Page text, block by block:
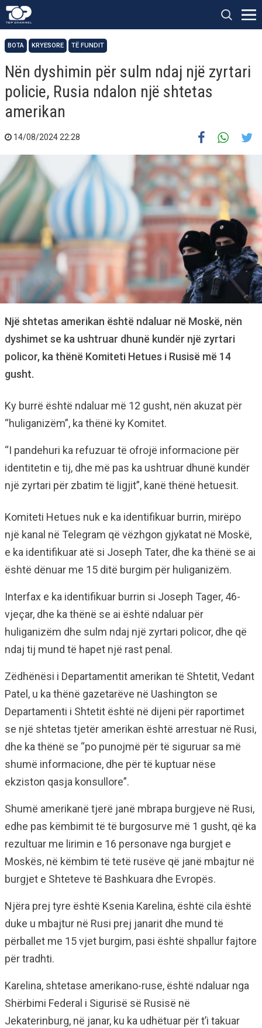
BOTA KRYESORE TË FUNDIT
Nën dyshimin për sulm ndaj një zyrtari
policie, Rusia ndalon një shtetas
amerikan
14/08/2024 22:28
Një shtetas amerikan është ndaluar në Moskë, nën
dyshimet se ka ushtruar dhunë kundër një zyrtari
policor, ka thënë Komiteti Hetues i Rusisë më 14
gusht.
Ky burrë është ndaluar më 12 gusht, nën akuzat për
“huliganizëm”, ka thënë ky Komitet.
“I pandehuri ka refuzuar të ofrojë informacione për
identitetin e tij, dhe më pas ka ushtruar dhunë kundër
një zyrtari për zbatim të ligjit”, kanë thënë hetuesit.
Komiteti Hetues nuk e ka identifikuar burrin, mirëpo
një kanal në Telegram që vëzhgon gjykatat në Moskë,
e ka identifikuar atë si Joseph Tater, dhe ka thënë se ai
është dënuar me 15 ditë burgim për huliganizëm.
Interfax e ka identifikuar burrin si Joseph Tager, 46-
vjeçar, dhe ka thënë se ai është ndaluar për
huliganizëm dhe sulm ndaj një zyrtari policor, dhe që
ndaj tij mund të hapet një rast penal.
Zëdhënësi i Departamentit amerikan të Shtetit, Vedant
Patel, u ka thënë gazetarëve në Uashington se
Departamenti i Shtetit është në dijeni për raportimet
se një shtetas tjetër amerikan është arrestuar në Rusi,
dhe ka thënë se “po punojmë për të siguruar sa më
shumë informacione, dhe për të kuptuar nëse
ekziston qasja konsullore”.
Shumë amerikanë tjerë janë mbrapa burgjeve në Rusi,
edhe pas këmbimit të të burgosurve më 1 gusht, që ka
rezultuar me lirimin e 16 personave nga burgjet e
Moskës, në këmbim të tetë rusëve që janë mbajtur në
burgjet e Shteteve të Bashkuara dhe Evropës.
Njëra prej tyre është Ksenia Karelina, është cila është
duke u mbajtur në Rusi prej janarit dhe mund të
përballet me 15 vjet burgim, pasi është shpallur fajtore
për tradhti.
Karelina, shtetase amerikano-ruse, është ndaluar nga
Shërbimi Federal i Sigurisë së Rusisë në
Jekaterinburg, në janar, ku ka udhëtuar për t’i takuar